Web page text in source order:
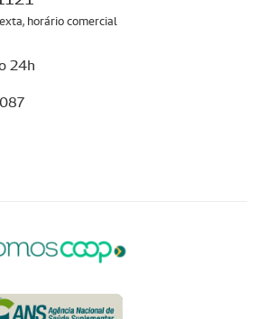
horário comercial
24h